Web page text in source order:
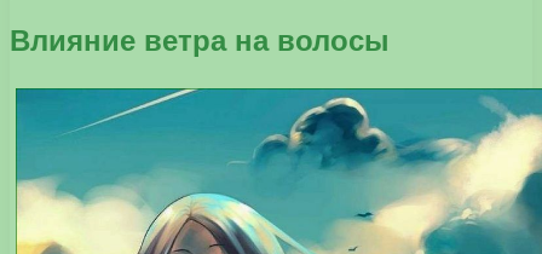
Влияние ветра на волосы